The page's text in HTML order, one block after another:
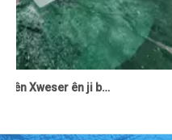
Panelên Akrylîk ên Xweser ên ji bo hewzên avjeniyê - LeYu